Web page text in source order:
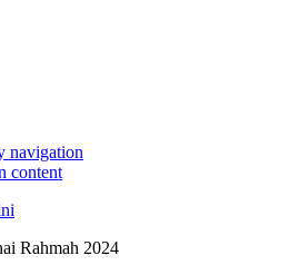
navigation
content
Rahmah 2024